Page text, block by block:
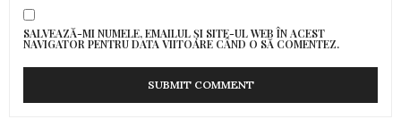
SALVEAZĂ-MI NUMELE, EMAILUL ȘI SITE-UL WEB ÎN ACEST
NAVIGATOR PENTRU DATA VIITOARE CÂND O SĂ COMENTEZ.